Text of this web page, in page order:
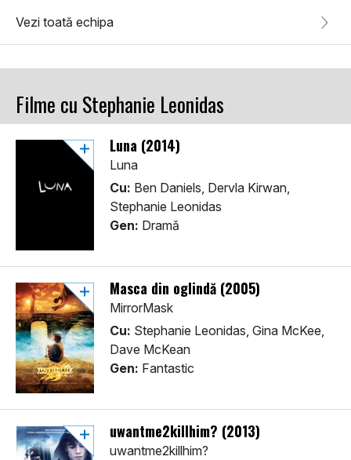
Vezi toată echipa
Filme cu Stephanie Leonidas
Luna (2014)
Luna
Cu: Ben Daniels, Dervla Kirwan,
Stephanie Leonidas
Gen: Dramă
Masca din oglindă (2005)
MirrorMask
Cu: Stephanie Leonidas, Gina McKee,
Dave McKean
Gen: Fantastic
uwantme2killhim? (2013)
uwantme2killhim?